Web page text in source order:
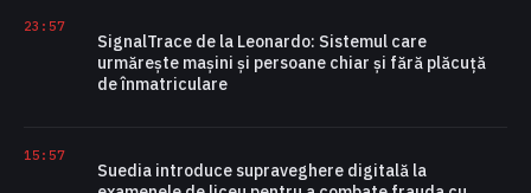
23:57
SignalTrace de la Leonardo: Sistemul care
urmărește mașini și persoane chiar și fără plăcuță
de înmatriculare
15:57
Suedia introduce supraveghere digitală la